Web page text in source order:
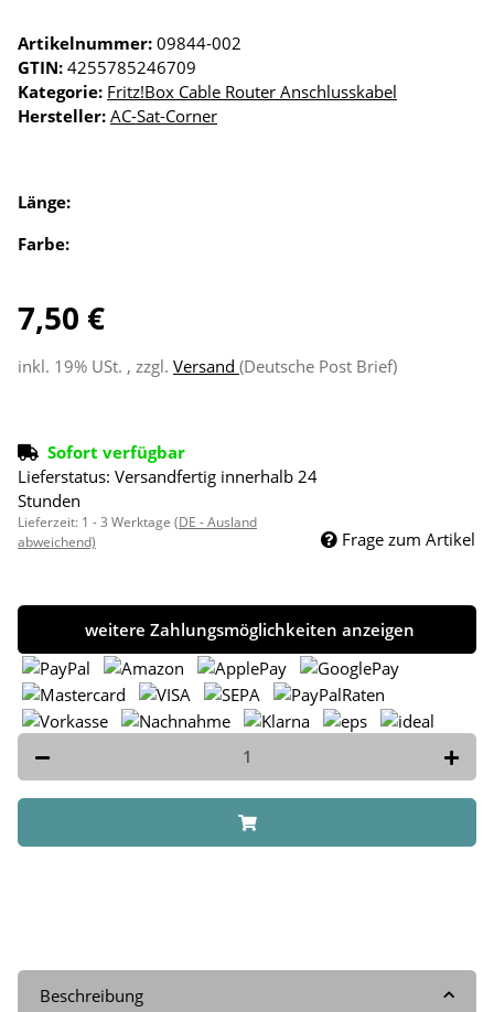
Artikelnummer: 09844-002
GTIN: 4255785246709
Kategorie: Fritz!Box Cable Router Anschlusskabel
Hersteller: AC-Sat-Corner
Länge:
Farbe:
7,50 €
inkl. 19% USt. , zzgl. Versand (Deutsche Post Brief)
Sofort verfügbar
Lieferstatus: Versandfertig innerhalb 24
Stunden
Lieferzeit: 1 - 3 Werktage (DE - Ausland
abweichend)
Frage zum Artikel
weitere Zahlungsmöglichkeiten anzeigen
Beschreibung